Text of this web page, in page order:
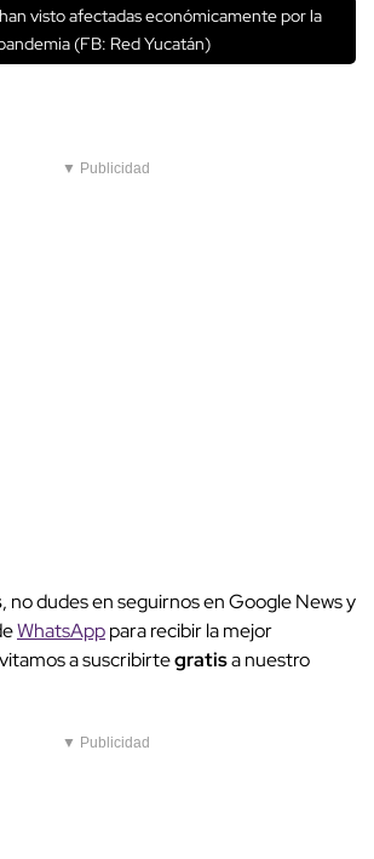
visto afectadas económicamente por la
(FB: Red Yucatán)
▼ Publicidad
, no dudes en seguirnos en Google News y
WhatsApppara recibir la mejor
a suscribirtegratisa nuestro
▼ Publicidad